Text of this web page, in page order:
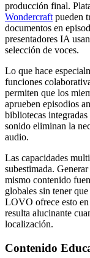
producción final.
Wondercraft pueden
documentos en
presentadores IA
selección de voces.
Lo que hace
funciones
permiten que los
aprueben episodios
bibliotecas
sonido eliminan la
audio.
Las capacidades
subestimada.
mismo contenido
globales sin tener
LOVO ofrece esto en
resulta alucinante
localización.
Contenido